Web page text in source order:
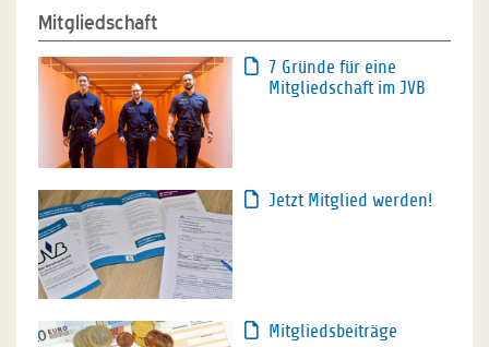
Mitgliedschaft
7 Gründe für eine
Mitgliedschaft im JVB
Jetzt Mitglied werden!
Mitgliedsbeiträge